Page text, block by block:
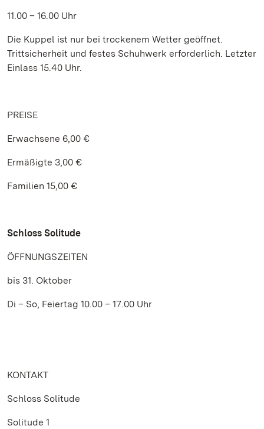
11.00 – 16.00 Uhr
Die Kuppel ist nur bei trockenem Wetter geöffnet.
Trittsicherheit und festes Schuhwerk erforderlich. Letzter
Einlass 15.40 Uhr.
PREISE
Erwachsene 6,00 €
Ermäßigte 3,00 €
Familien 15,00 €
Schloss Solitude
ÖFFNUNGSZEITEN
bis 31. Oktober
Di – So, Feiertag 10.00 – 17.00 Uhr
KONTAKT
Schloss Solitude
Solitude 1